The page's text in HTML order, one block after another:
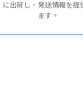
に出荷し、発送情報を提
ます。